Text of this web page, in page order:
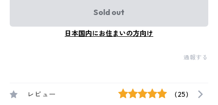
Sold out
日本国内にお住まいの方向け
通報する
レビュー (25)